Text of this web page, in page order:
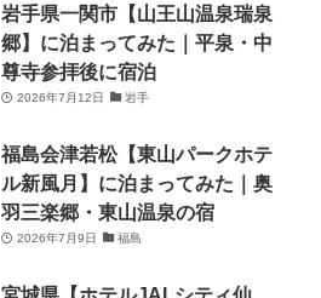
岩手県一関市【山王山温泉瑞泉
郷】に泊まってみた｜平泉・中
尊寺参拝後に宿泊
2026年7月12日 岩手
福島会津若松【東山パークホテ
ル新風月】に泊まってみた｜奥
羽三楽郷・東山温泉の宿
2026年7月9日 福島